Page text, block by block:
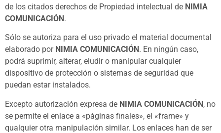
de los citados derechos de Propiedad intelectual de NIMIA
COMUNICACIÓN.
Sólo se autoriza para el uso privado el material documental
elaborado por NIMIA COMUNICACIÓN. En ningún caso,
podrá suprimir, alterar, eludir o manipular cualquier
dispositivo de protección o sistemas de seguridad que
puedan estar instalados.
Excepto autorización expresa de NIMIA COMUNICACIÓN, no
se permite el enlace a «páginas finales», el «frame» y
qualquier otra manipulación similar. Los enlaces han de ser